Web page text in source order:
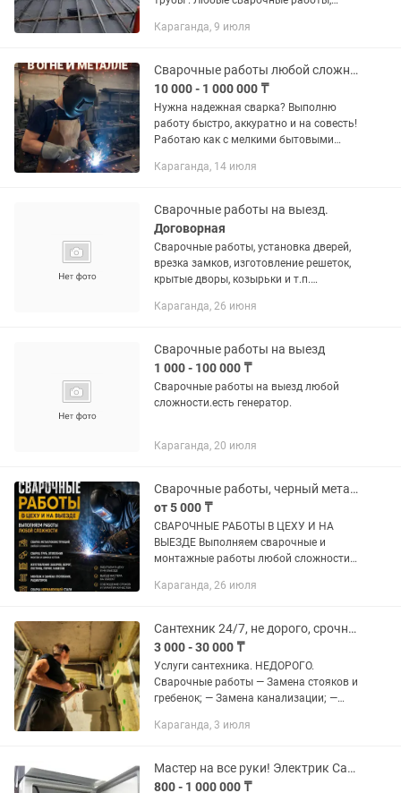
стеллажи
Караганда, 9 июля
Сварочные работы любой сложности. Выезд. Качественно
10 000 - 1 000 000 ₸
Нужна надежная сварка? Выполню
работу быстро, аккуратно и на совесть!
Работаю как с мелкими бытовыми
конструкциями. Что я предлагаю:
заборы,...
Караганда, 14 июля
Сварочные работы на выезд.
Договорная
Сварочные работы, установка дверей,
врезка замков, изготовление решеток,
крытые дворы, козырьки и т.п.
двери.
Караганда, 26 июня
Сварочные работы на выезд
1 000 - 100 000 ₸
Сварочные работы на выезд любой
сложности.есть генератор.
Караганда, 20 июля
Сварочные работы, черный металл и нержавейка
от 5 000 ₸
СВАРОЧНЫЕ РАБОТЫ В ЦЕХУ И НА
ВЫЕЗДЕ Выполняем сварочные и
монтажные работы любой сложности
организаций. Работаем качественно,
Караганда, 26 июля
Сантехник 24/7, не дорого, срочный выезд.
3 000 - 30 000 ₸
Услуги сантехника. НЕДОРОГО.
Сварочные работы — Замена стояков и
гребенок; — Замена канализации; —
Установка счетчиков воды; —
Караганда, 3 июля
Мастер на все руки! Электрик Сантехник Сварщик Плотник Мебельщик
800 - 1 000 000 ₸